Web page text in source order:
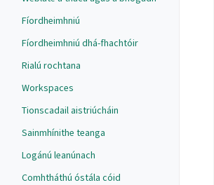
Fíordheimhniú
Fíordheimhniú dhá-fhachtóir
Rialú rochtana
Workspaces
Tionscadail aistriúcháin
Sainmhínithe teanga
Logánú leanúnach
Comhtháthú óstála cóid